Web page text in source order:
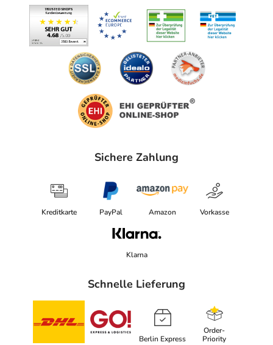
Sichere Zahlung
Kreditkarte PayPal Amazon Vorkasse
Klarna
Schnelle Lieferung
Berlin Express
Order-
Priority